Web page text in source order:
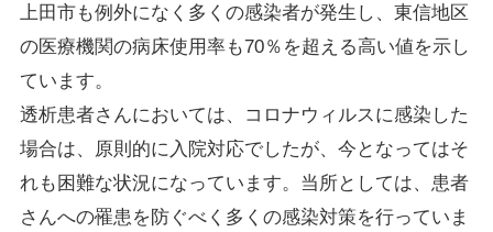
上田市も例外になく多くの感染者が発生し、東信地区
の医療機関の病床使用率も70％を超える高い値を示し
ています。
透析患者さんにおいては、コロナウィルスに感染した
場合は、原則的に入院対応でしたが、今となってはそ
れも困難な状況になっています。当所としては、患者
さんへの罹患を防ぐべく多くの感染対策を行っていま